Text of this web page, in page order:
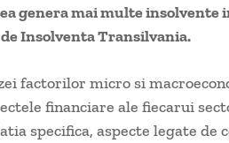
genera mai multe insolvente
Insolventa Transilvania.
factorilor micro si
financiare ale fiecarui
specifica, aspecte legate de